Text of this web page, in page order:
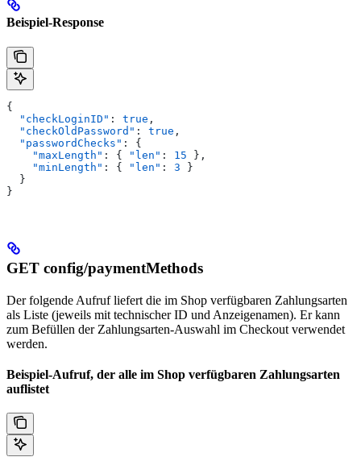
Beispiel-Response
{
  "checkLoginID"
: true ,
  "checkOldPassword"
: true ,
  "passwordChecks"
: {
    "maxLength"
: { "len" : 15 },
    "minLength"
: { "len" : 3 }
  }
}
GET config/paymentMethods
Der folgende Aufruf liefert die im Shop verfügbaren Zahlungsarten
als Liste (jeweils mit technischer ID und Anzeigenamen). Er kann
zum Befüllen der Zahlungsarten-Auswahl im Checkout verwendet
werden.
Beispiel-Aufruf, der alle im Shop verfügbaren Zahlungsarten
auflistet